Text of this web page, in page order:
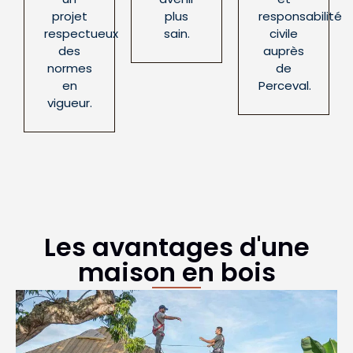
projet
respectueux
des
normes
en
vigueur.
plus
sain.
responsabilité
civile
auprès
de
Perceval.
Les avantages d'une
maison en bois